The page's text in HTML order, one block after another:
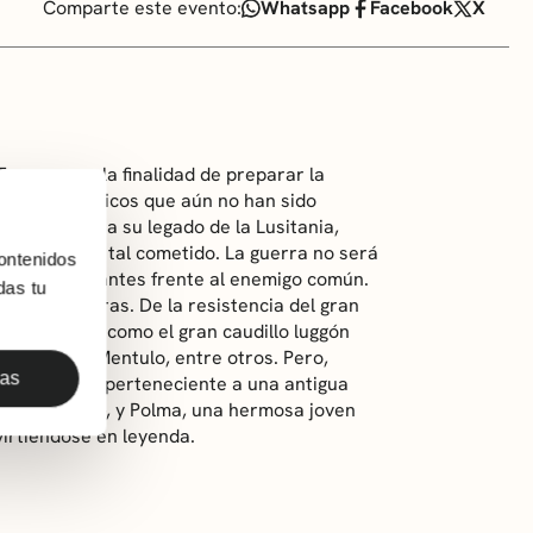
tu
Comparte este evento: Whatsapp Facebook X
con la finalidad de preparar la
los únicos que aún no han sido
envía a su legado de la Lusitania,
para tal cometido. La guerra no será
nunca antes frente al enemigo común.
guerras. De la resistencia del gran
como el gran caudillo luggón
kushita Mentulo, entre otros. Pero,
montañés perteneciente a una antigua
de Bodo», y Polma, una hermosa joven
en leyenda.